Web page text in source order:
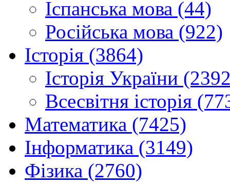
Іспанська мова (44)
Російська мова (922)
Історія (3864)
Історія України
Всесвітня історія
Математика (7425)
Інформатика (3149)
Фізика (2760)